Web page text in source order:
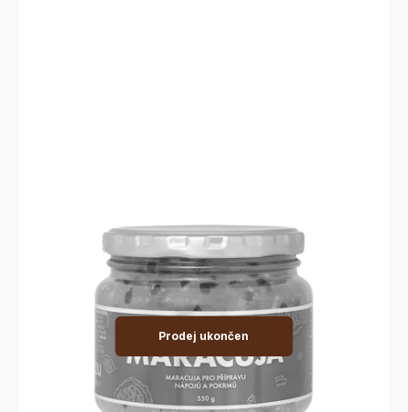
Prodej ukončen